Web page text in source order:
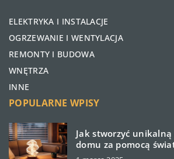
ELEKTRYKA I INSTALACJE
OGRZEWANIE I WENTYLACJA
REMONTY I BUDOWA
WNĘTRZA
INNE
POPULARNE WPISY
Jak stworzyć
domu za pomocą